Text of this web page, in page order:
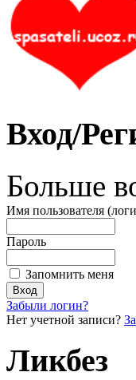
Вход/
Больше
Имя пользователя
Пароль
Запомнить меня
Забыли логин?
Нет учетной записи?
Ликбез